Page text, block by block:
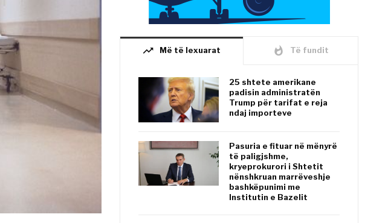
trending_up Më të lexuarat whatshot Të fundit
25 shtete amerikane
padisin administratën
Trump për tarifat e reja
ndaj importeve
Pasuria e fituar në mënyrë
të paligjshme,
kryeprokurori i Shtetit
nënshkruan marrëveshje
bashkëpunimi me
Institutin e Bazelit